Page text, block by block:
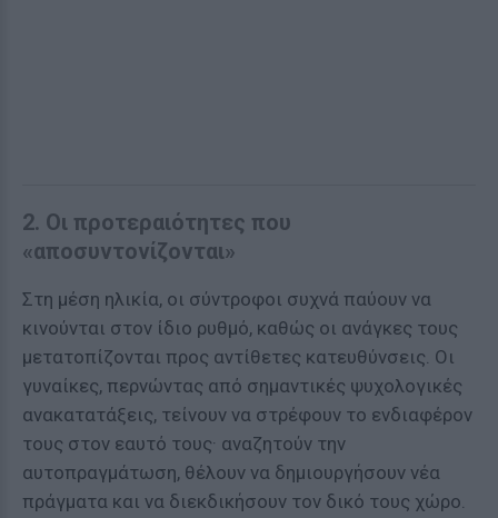
2. Οι προτεραιότητες που
«αποσυντονίζονται»
Στη μέση ηλικία, οι σύντροφοι συχνά παύουν να
κινούνται στον ίδιο ρυθμό, καθώς οι ανάγκες τους
μετατοπίζονται προς αντίθετες κατευθύνσεις. Οι
γυναίκες, περνώντας από σημαντικές ψυχολογικές
ανακατατάξεις, τείνουν να στρέφουν το ενδιαφέρον
τους στον εαυτό τους· αναζητούν την
αυτοπραγμάτωση, θέλουν να δημιουργήσουν νέα
πράγματα και να διεκδικήσουν τον δικό τους χώρο.